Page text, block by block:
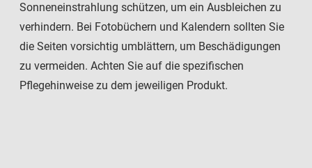
Sonneneinstrahlung schützen, um ein Ausbleichen zu
verhindern. Bei Fotobüchern und Kalendern sollten Sie
die Seiten vorsichtig umblättern, um Beschädigungen
zu vermeiden. Achten Sie auf die spezifischen
Pflegehinweise zu dem jeweiligen Produkt.